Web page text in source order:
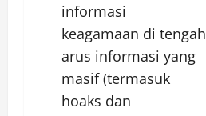
informasi
keagamaan di tengah
arus informasi yang
masif (termasuk
hoaks dan